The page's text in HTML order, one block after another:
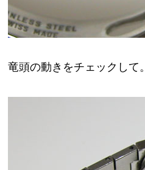
竜頭の動きをチェックして。